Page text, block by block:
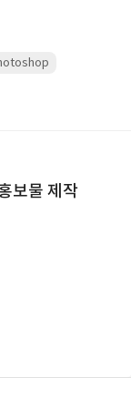
보물 제작